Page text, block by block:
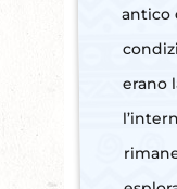
antico
erano